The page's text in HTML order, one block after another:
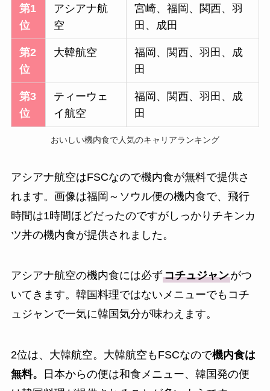
第1
位
アシアナ航
空
宮崎、福岡、関西、羽
田、成田
第2
位
大韓航空
福岡、関西、羽田、成
田
第3
位
ティーウェ
イ航空
福岡、関西、羽田、成
田
おいしい機内食で人気のキャリアランキング
アシアナ航空はFSCなので機内食が無料で提供さ
れます。画像は福岡～ソウル便の機内食で、飛行
時間は1時間ほどだったのですがしっかりチキンカ
ツ丼の機内食が提供されました。
アシアナ航空の機内食には必ずコチュジャンがつ
いてきます。韓国料理ではないメニューでもコチ
ュジャンで一気に韓国気分が味わえます。
2位は、大韓航空。大韓航空もFSCなので機内食は
無料。
日本からの便は和食メニュー、韓国発の便